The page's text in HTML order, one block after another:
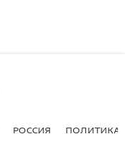
РОССИЯ ПОЛИТИКА